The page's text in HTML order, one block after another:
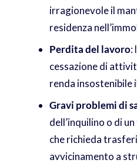
irragionevole il
residenza
Perdita del lavoro:
cessazione di
renda insostenibile
Gravi problemi di
dell’inquilino o di
che richieda
avvicinamento a